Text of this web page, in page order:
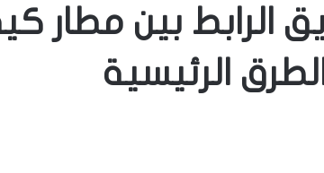
الرابط بين مطار
الرئيسية